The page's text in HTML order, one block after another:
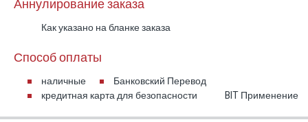
Аннулирование заказа
Как указано на бланке заказа
Способ оплаты
наличные
Банковский Перевод
кредитная карта для безопасности
BIT Применение